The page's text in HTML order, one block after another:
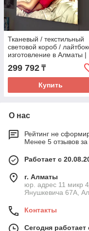
Тканевый / текстильный
световой короб /
изготовление в Алматы |
размер 1,6X3м
299 792 ₸
Купить
О нас
Рейтинг не
Менее 5 отзывов
Работает с
г. Алматы
юр. адрес 11 микр
Янушкевича 67А,
Контакты
Сегодня работает